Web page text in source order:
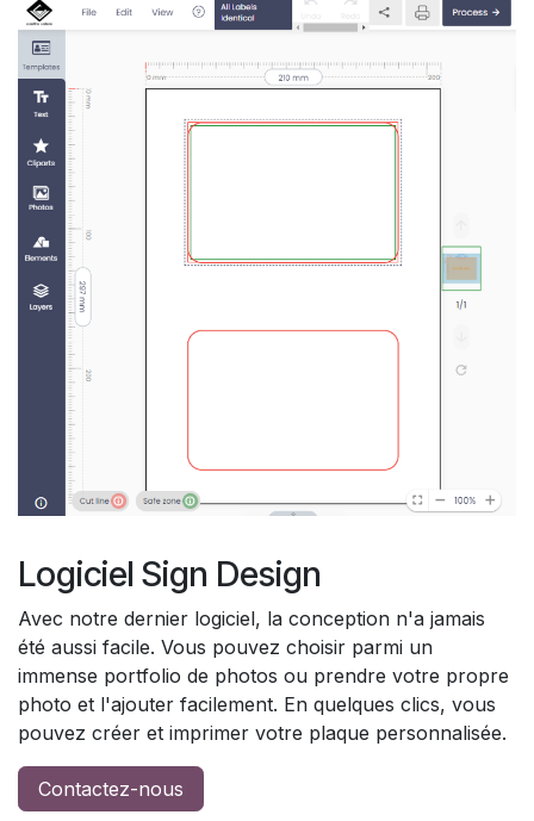
Logiciel Sign Design
Avec notre dernier logiciel, la conception n'a jamais
été aussi facile. Vous pouvez choisir parmi un
immense portfolio de photos ou prendre votre propre
photo et l'ajouter facilement. En quelques clics, vous
pouvez créer et imprimer votre plaque personnalisée.
Contactez-nous